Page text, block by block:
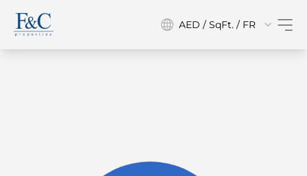
AED / SqFt. / FR